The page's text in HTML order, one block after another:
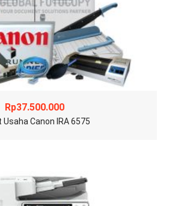
Rp37.500.000
Usaha Canon IRA 6575